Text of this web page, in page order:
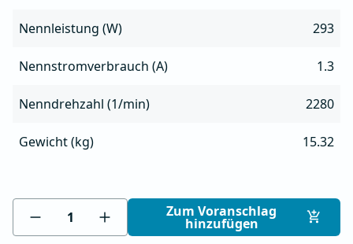
Nennleistung (W) 293
Nennstromverbrauch (A) 1.3
Nenndrehzahl (1/min) 2280
Gewicht (kg) 15.32
Zum Voranschlag
hinzufügen